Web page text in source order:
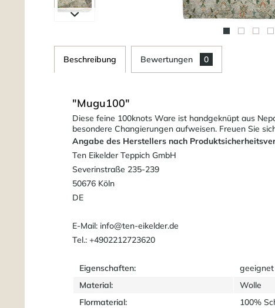
Beschreibung Bewertungen 0
"Mugu100"
Diese feine 100knots Ware ist handgeknüpt aus
besondere Changierungen aufweisen. Freuen Sie
Angabe des Herstellers nach
Ten Eikelder Teppich GmbH
Severinstraße 235-239
50676 Köln
DE
E-Mail: info@ten-eikelder.de
Tel.: +4902212723620
Eigenschaften:
Material:
Wolle
Flormaterial:
100%